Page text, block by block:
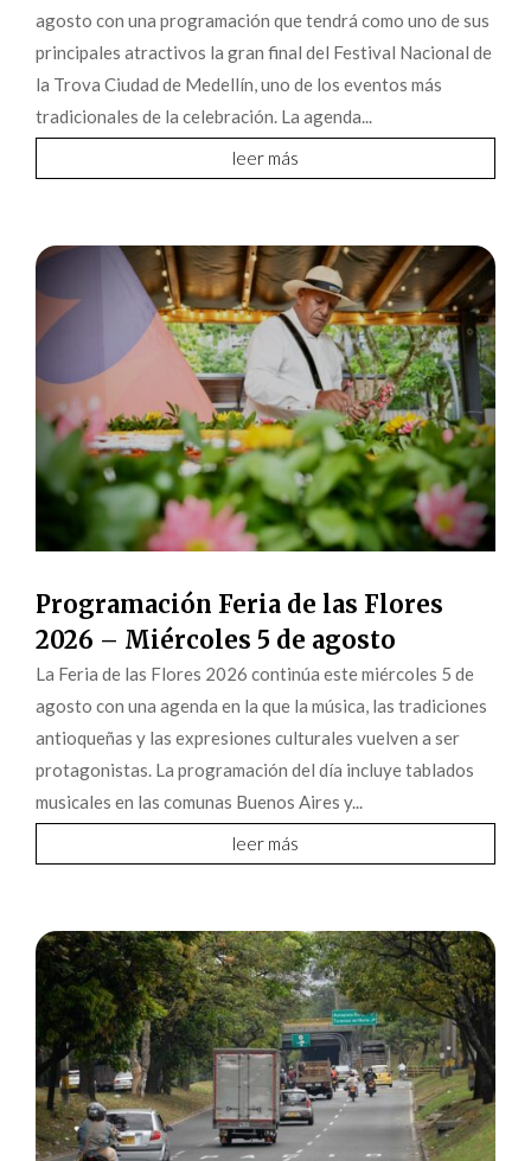
agosto con una programación que tendrá como uno de sus
principales atractivos la gran final del Festival Nacional de
la Trova Ciudad de Medellín, uno de los eventos más
tradicionales de la celebración. La agenda...
leer más
Programación Feria de las Flores
2026 – Miércoles 5 de agosto
La Feria de las Flores 2026 continúa este miércoles 5 de
agosto con una agenda en la que la música, las tradiciones
antioqueñas y las expresiones culturales vuelven a ser
protagonistas. La programación del día incluye tablados
musicales en las comunas Buenos Aires y...
leer más